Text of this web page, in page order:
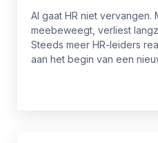
AI gaat HR niet vervangen.
meebeweegt, verliest
Steeds meer HR-leiders
aan het begin van een